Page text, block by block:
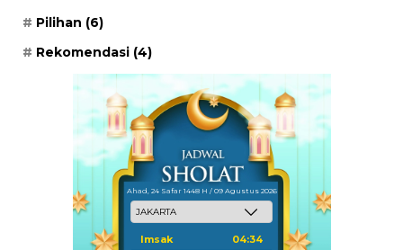
Pilihan (6)
Rekomendasi (4)
Ahad, 24 Safar 1448 H / 09 Agustus 2026
Imsak 04:34